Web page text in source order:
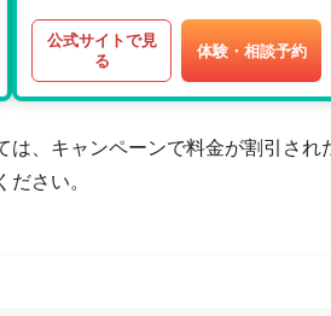
公式サイトで見
る
体験・相談予約
は、キャンペーンで料金が割引され
さい。